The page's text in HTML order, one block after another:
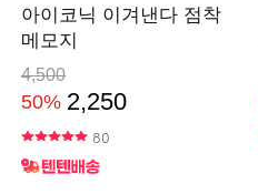
아이코닉 이겨낸다 점착
메모지
4,500
50% 2,250
80